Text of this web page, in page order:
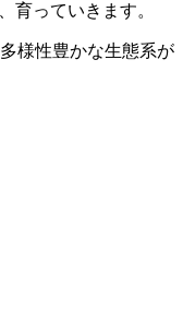
育っていきます。
様性豊かな生態系が